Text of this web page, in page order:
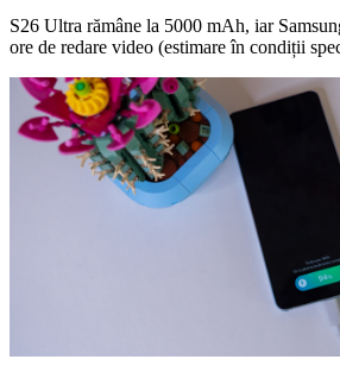
S26 Ultra rămâne la 5000 mAh, iar
ore de redare video (estimare în condiții